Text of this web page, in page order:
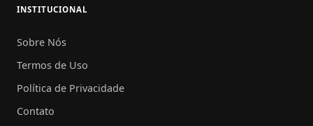
INSTITUCIONAL
Sobre Nós
Termos de Uso
Política de Privacidade
Contato